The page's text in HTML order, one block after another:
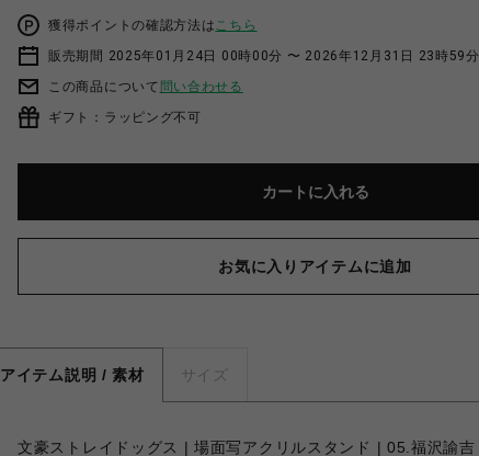
獲得ポイントの確認方法はこちら
販売期間 2025年01月24日 00時00分 〜 2026年12月31日 23時59分
この商品について 問い合わせる
ギフト：ラッピング不可
カートに入れる
お気に入りアイテムに追加
アイテム説明 / 素材 サイズ
文豪ストレイドッグス | 場面写アクリルスタンド | 05.福沢諭吉